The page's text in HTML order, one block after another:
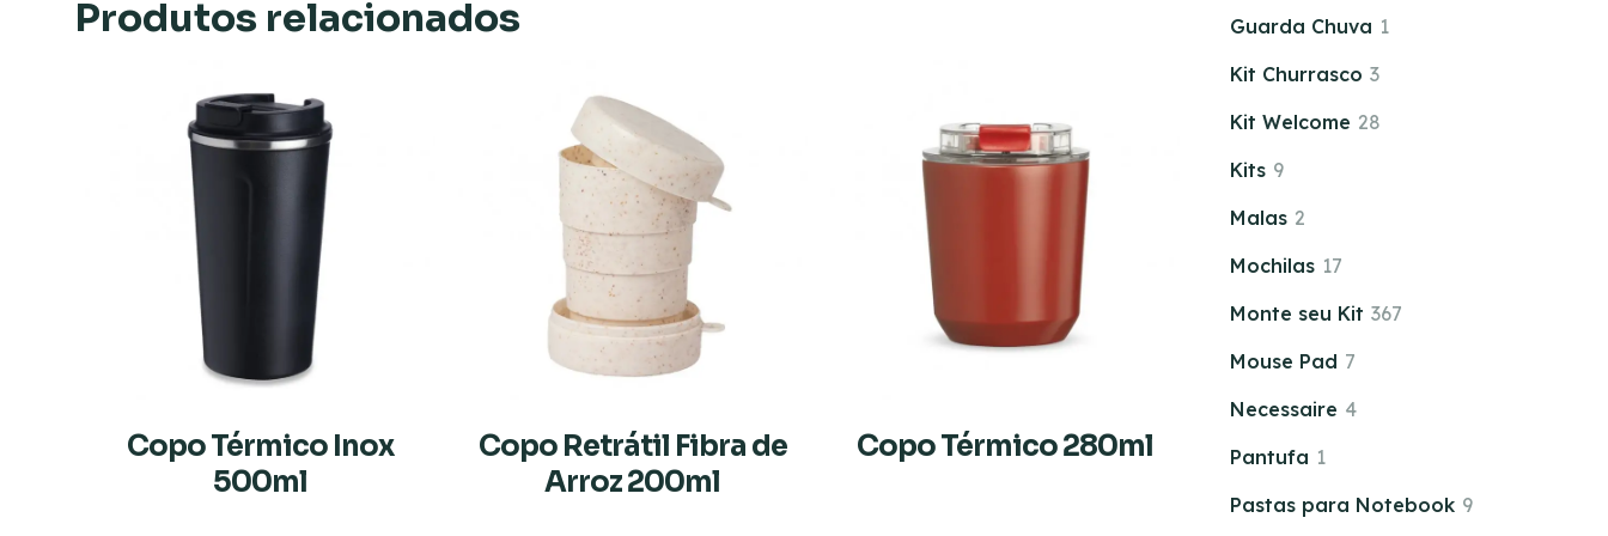
Produtos relacionados
Copo Térmico Inox
500ml
Copo Retrátil Fibra de
Arroz 200ml
Copo Térmico 280ml
Guarda Chuva 1
Kit Churrasco 3
Kit Welcome 28
Kits 9
Malas 2
Mochilas 17
Monte seu Kit 367
Mouse Pad 7
Necessaire 4
Pantufa 1
Pastas para Notebook 9